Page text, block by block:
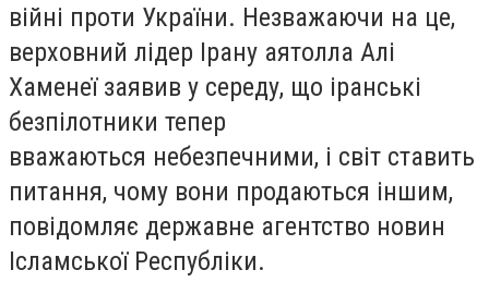
війні проти України. Незважаючи на це,
верховний лідер Ірану аятолла Алі
Хаменеї заявив у середу, що іранські
безпілотники тепер
вважаються небезпечними, і світ ставить
питання, чому вони продаються іншим,
повідомляє державне агентство новин
Ісламської Республіки.